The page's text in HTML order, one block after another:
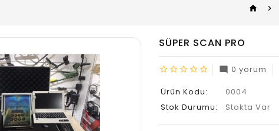
home
SÜPER SCAN PRO
star_borderstar_borderstar_borderstar_borderstar_border mode_comment 0 yorum
Ürün Kodu:
0004
Stok Durumu:
Stokta Var